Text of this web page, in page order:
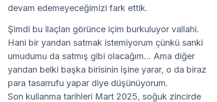
devam edemeyeceğimizi fark ettik.
Şimdi bu ilaçları görünce içim burkuluyor vallahi.
Hani bir yandan satmak istemiyorum çünkü sanki
umudumu da satmış gibi olacağım... Ama diğer
yandan belki başka birisinin işine yarar, o da biraz
para tasarrufu yapar diye düşünüyorum.
Son kullanma tarihleri Mart 2025, soğuk zincirde